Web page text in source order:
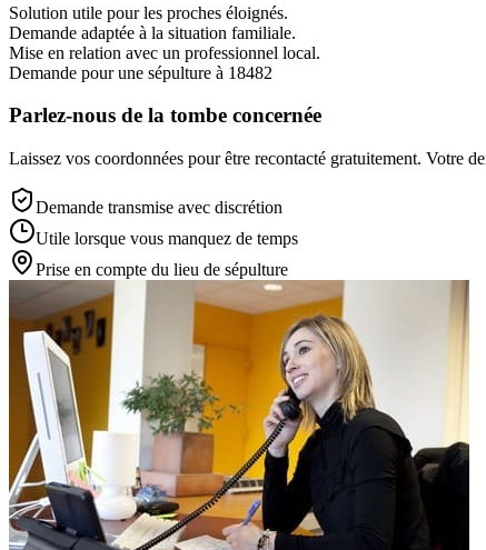
Solution utile pour les proches éloignés.
Demande adaptée à la situation familiale.
Mise en relation avec un professionnel local.
Demande pour une sépulture à 18482
Parlez-nous de la tombe concernée
Laissez vos coordonnées pour être recontacté gratuitement. Votre
Demande transmise avec discrétion
Utile lorsque vous manquez de temps
Prise en compte du lieu de sépulture